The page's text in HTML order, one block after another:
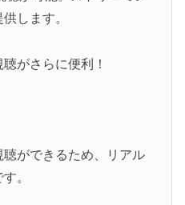
します。
がさらに便利！
ができるため、リアル
。